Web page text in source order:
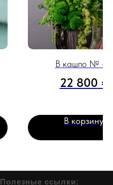
В кашпо № 42
22 800 ₽
В корзину
Полезные ссылки: